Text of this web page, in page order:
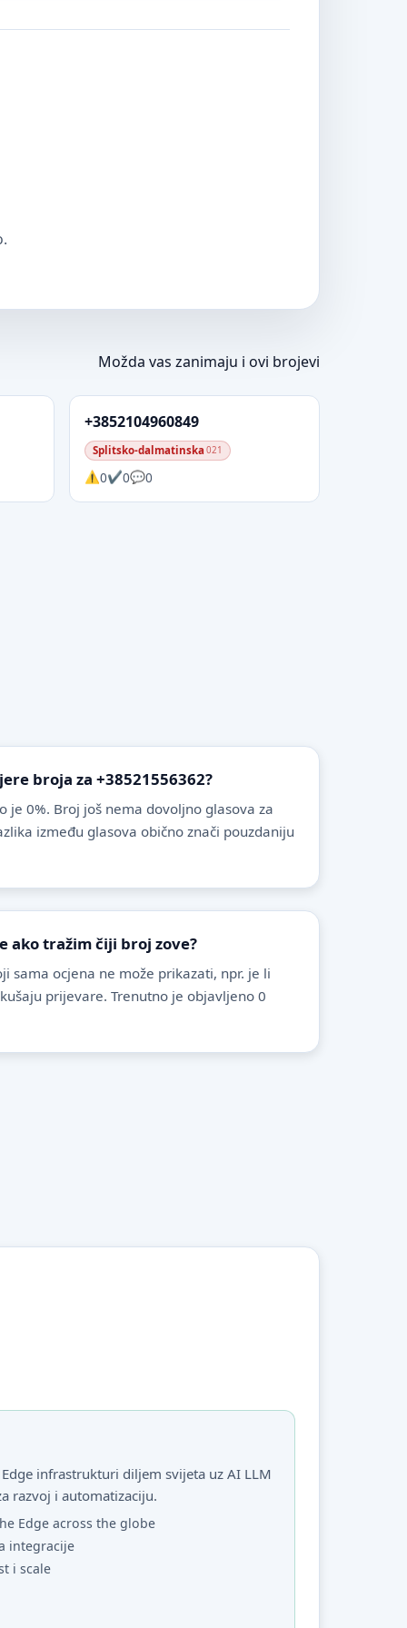
Možda vas zanimaju i ovi brojevi
+3852104960849
Splitsko-dalmatinska 021
0 0 0
broja za +38521556362?
je 0%. Broj još nema dovoljno glasova za
između glasova obično znači pouzdaniju
ako tražim čiji broj zove?
sama ocjena ne može prikazati, npr. je li
prijevare. Trenutno je objavljeno 0
infrastrukturi diljem svijeta uz AI LLM
razvoj i automatizaciju.
Edge across the globe
integracije
i scale